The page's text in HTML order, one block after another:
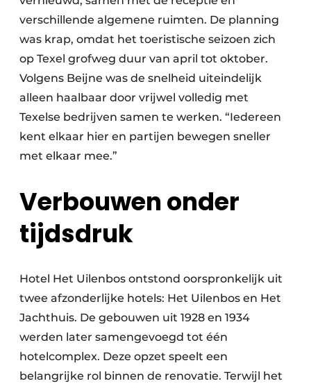
verschillende algemene ruimten. De planning
was krap, omdat het toeristische seizoen zich
op Texel grofweg duur van april tot oktober.
Volgens Beijne was de snelheid uiteindelijk
alleen haalbaar door vrijwel volledig met
Texelse bedrijven samen te werken. “Iedereen
kent elkaar hier en partijen bewegen sneller
met elkaar mee.”
Verbouwen onder
tijdsdruk
Hotel Het Uilenbos ontstond oorspronkelijk uit
twee afzonderlijke hotels: Het Uilenbos en Het
Jachthuis. De gebouwen uit 1928 en 1934
werden later samengevoegd tot één
hotelcomplex. Deze opzet speelt een
belangrijke rol binnen de renovatie. Terwijl het